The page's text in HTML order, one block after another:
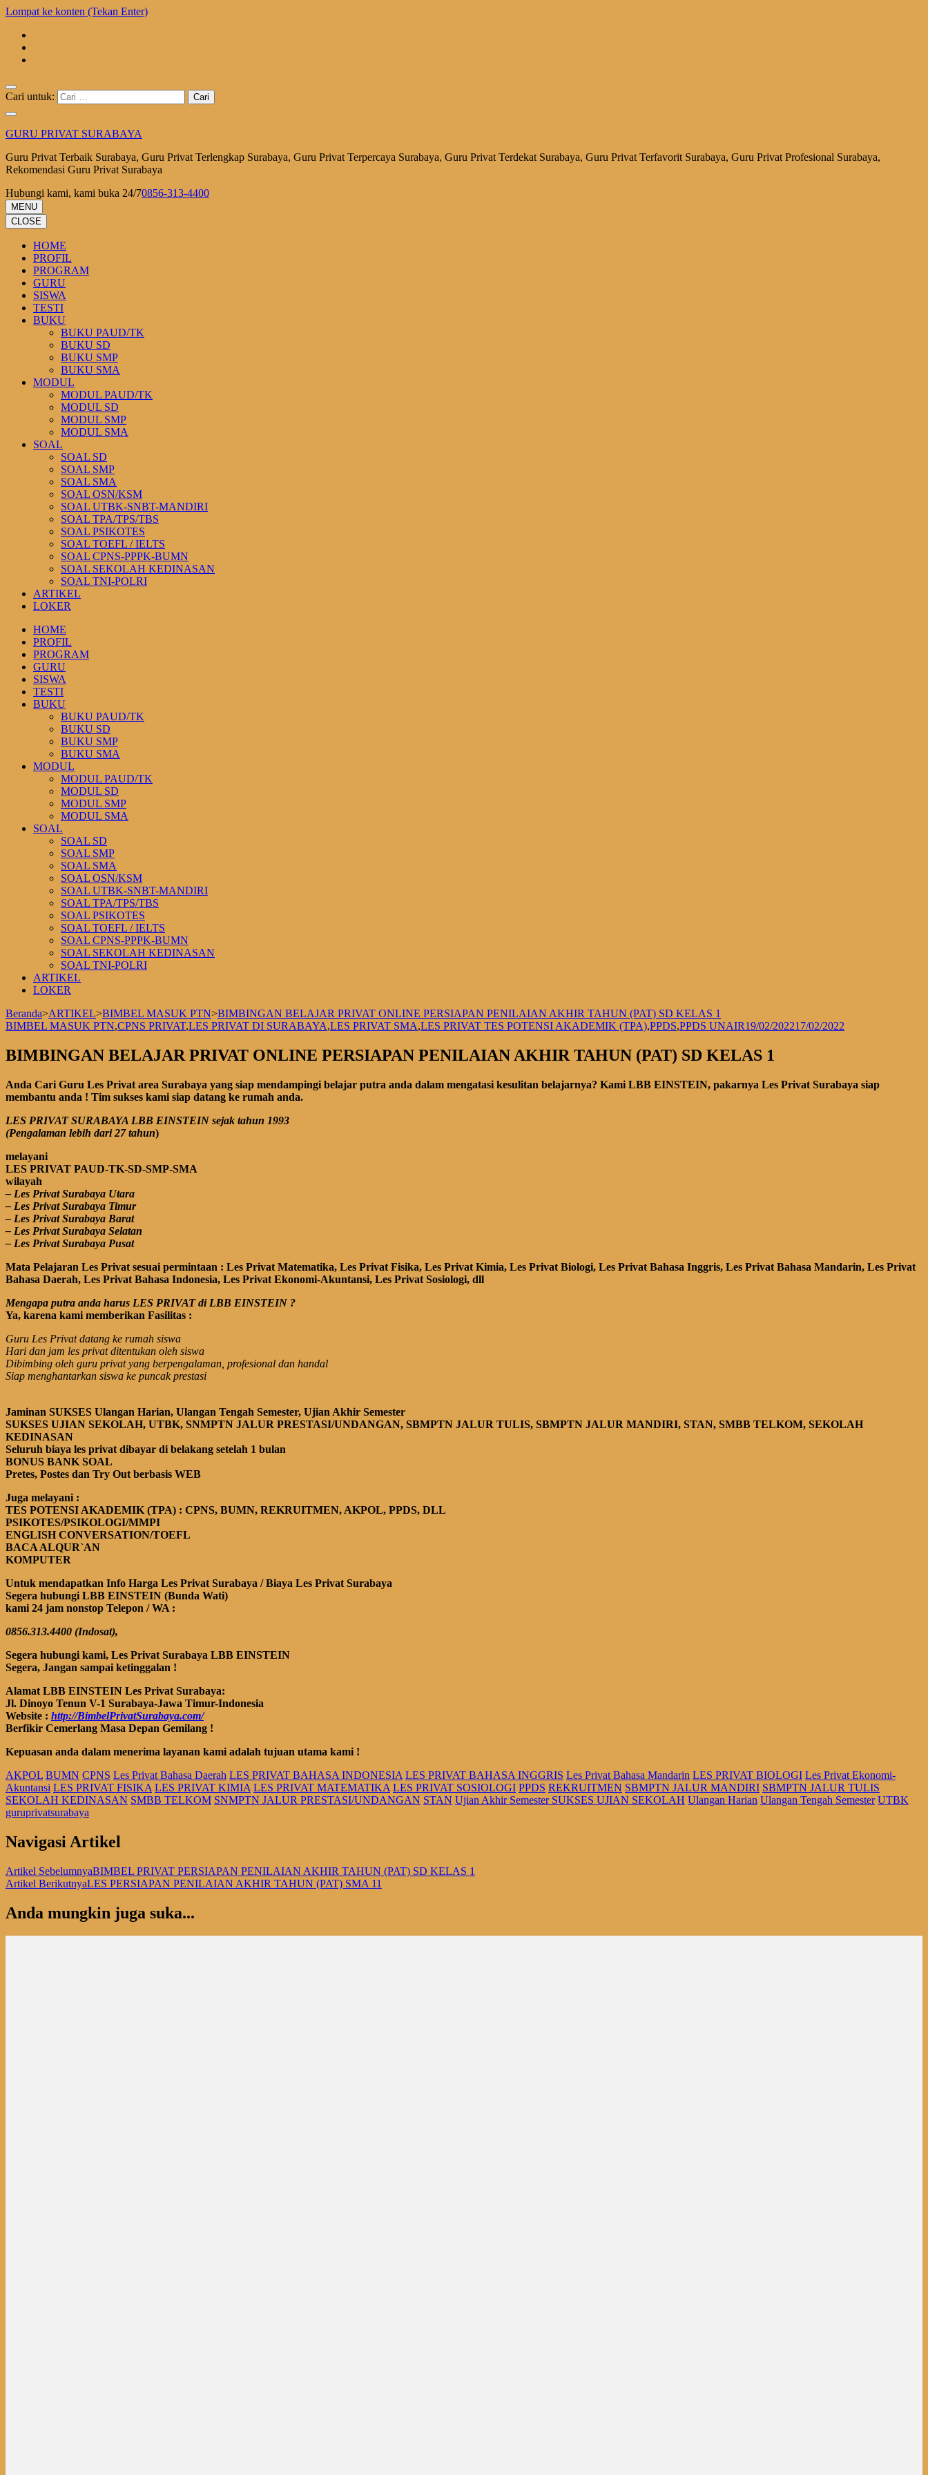
Lompat ke konten (Tekan Enter)
Cari untuk:
GURU PRIVAT SURABAYA
Guru Privat Terbaik Surabaya, Guru Privat Terlengkap Surabaya, Guru Privat Terpercaya Surabaya, Guru Privat Terdekat Surabaya, Guru Privat Terfavorit Surabaya, Guru Privat Profesional Surabaya,
Rekomendasi Guru Privat Surabaya
Hubungi kami, kami buka 24/70856-313-4400
MENU
CLOSE
HOME
PROFIL
PROGRAM
GURU
SISWA
TESTI
BUKU
BUKU PAUD/TK
BUKU SD
BUKU SMP
BUKU SMA
MODUL
MODUL PAUD/TK
MODUL SD
MODUL SMP
MODUL SMA
SOAL
SOAL SD
SOAL SMP
SOAL SMA
SOAL OSN/KSM
SOAL UTBK-SNBT-MANDIRI
SOAL TPA/TPS/TBS
SOAL PSIKOTES
SOAL TOEFL / IELTS
SOAL CPNS-PPPK-BUMN
SOAL SEKOLAH KEDINASAN
SOAL TNI-POLRI
ARTIKEL
LOKER
HOME
PROFIL
PROGRAM
GURU
SISWA
TESTI
BUKU
BUKU PAUD/TK
BUKU SD
BUKU SMP
BUKU SMA
MODUL
MODUL PAUD/TK
MODUL SD
MODUL SMP
MODUL SMA
SOAL
SOAL SD
SOAL SMP
SOAL SMA
SOAL OSN/KSM
SOAL UTBK-SNBT-MANDIRI
SOAL TPA/TPS/TBS
SOAL PSIKOTES
SOAL TOEFL / IELTS
SOAL CPNS-PPPK-BUMN
SOAL SEKOLAH KEDINASAN
SOAL TNI-POLRI
ARTIKEL
LOKER
Beranda>ARTIKEL>BIMBEL MASUK PTN>BIMBINGAN BELAJAR PRIVAT ONLINE PERSIAPAN PENILAIAN AKHIR TAHUN (PAT) SD KELAS 1
BIMBEL MASUK PTN,CPNS PRIVAT,LES PRIVAT DI SURABAYA,LES PRIVAT SMA,LES PRIVAT TES POTENSI AKADEMIK (TPA),PPDS,PPDS UNAIR19/02/202217/02/2022
BIMBINGAN BELAJAR PRIVAT ONLINE PERSIAPAN PENILAIAN AKHIR TAHUN (PAT) SD KELAS 1
Anda Cari Guru Les Privat area Surabaya yang siap mendampingi belajar putra anda dalam mengatasi kesulitan belajarnya? Kami LBB EINSTEIN, pakarnya Les Privat Surabaya siap
membantu anda ! Tim sukses kami siap datang ke rumah anda.
LES PRIVAT SURABAYA LBB EINSTEIN sejak tahun 1993
(Pengalaman lebih dari 27 tahun)
melayani
LES PRIVAT PAUD-TK-SD-SMP-SMA
wilayah
– Les Privat Surabaya Utara
– Les Privat Surabaya Timur
– Les Privat Surabaya Barat
– Les Privat Surabaya Selatan
– Les Privat Surabaya Pusat
Mata Pelajaran Les Privat sesuai permintaan : Les Privat Matematika, Les Privat Fisika, Les Privat Kimia, Les Privat Biologi, Les Privat Bahasa Inggris, Les Privat Bahasa Mandarin, Les Privat
Bahasa Daerah, Les Privat Bahasa Indonesia, Les Privat Ekonomi-Akuntansi, Les Privat Sosiologi, dll
Mengapa putra anda harus LES PRIVAT di LBB EINSTEIN ?
Ya, karena kami memberikan Fasilitas :
Guru Les Privat datang ke rumah siswa
Hari dan jam les privat ditentukan oleh siswa
Dibimbing oleh guru privat yang berpengalaman, profesional dan handal
Siap menghantarkan siswa ke puncak prestasi
Jaminan SUKSES Ulangan Harian, Ulangan Tengah Semester, Ujian Akhir Semester
SUKSES UJIAN SEKOLAH, UTBK, SNMPTN JALUR PRESTASI/UNDANGAN, SBMPTN JALUR TULIS, SBMPTN JALUR MANDIRI, STAN, SMBB TELKOM, SEKOLAH
KEDINASAN
Seluruh biaya les privat dibayar di belakang setelah 1 bulan
BONUS BANK SOAL
Pretes, Postes dan Try Out berbasis WEB
Juga melayani :
TES POTENSI AKADEMIK (TPA) : CPNS, BUMN, REKRUITMEN, AKPOL, PPDS, DLL
PSIKOTES/PSIKOLOGI/MMPI
ENGLISH CONVERSATION/TOEFL
BACA ALQUR`AN
KOMPUTER
Untuk mendapatkan Info Harga Les Privat Surabaya / Biaya Les Privat Surabaya
Segera hubungi LBB EINSTEIN (Bunda Wati)
kami 24 jam nonstop Telepon / WA :
0856.313.4400 (Indosat),
Segera hubungi kami, Les Privat Surabaya LBB EINSTEIN
Segera, Jangan sampai ketinggalan !
Alamat LBB EINSTEIN Les Privat Surabaya:
Jl. Dinoyo Tenun V-1 Surabaya-Jawa Timur-Indonesia
Website : http://BimbelPrivatSurabaya.com/
Berfikir Cemerlang Masa Depan Gemilang !
Kepuasan anda dalam menerima layanan kami adalah tujuan utama kami !
AKPOL BUMN CPNS Les Privat Bahasa Daerah LES PRIVAT BAHASA INDONESIA LES PRIVAT BAHASA INGGRIS Les Privat Bahasa Mandarin LES PRIVAT BIOLOGI Les Privat Ekonomi-
Akuntansi LES PRIVAT FISIKA LES PRIVAT KIMIA LES PRIVAT MATEMATIKA LES PRIVAT SOSIOLOGI PPDS REKRUITMEN SBMPTN JALUR MANDIRI SBMPTN JALUR TULIS
SEKOLAH KEDINASAN SMBB TELKOM SNMPTN JALUR PRESTASI/UNDANGAN STAN Ujian Akhir Semester SUKSES UJIAN SEKOLAH Ulangan Harian Ulangan Tengah Semester UTBK
guruprivatsurabaya
Navigasi Artikel
Artikel SebelumnyaBIMBEL PRIVAT PERSIAPAN PENILAIAN AKHIR TAHUN (PAT) SD KELAS 1
Artikel BerikutnyaLES PERSIAPAN PENILAIAN AKHIR TAHUN (PAT) SMA 11
Anda mungkin juga suka...